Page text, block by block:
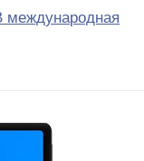
международная